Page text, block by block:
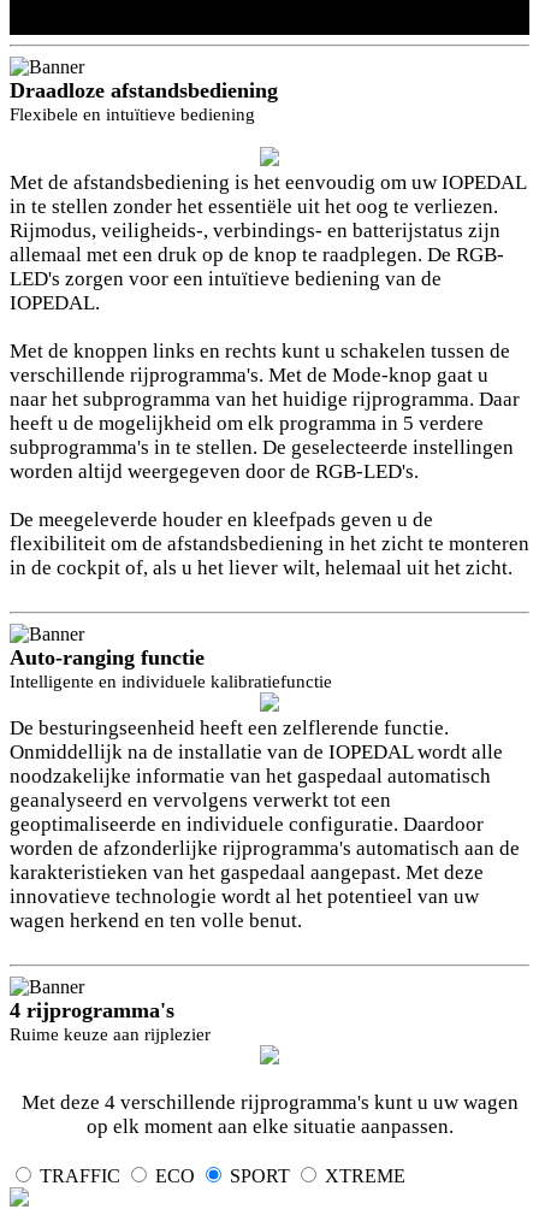
Draadloze afstandsbediening
Flexibele en intuïtieve bediening
Met de afstandsbediening is het eenvoudig om uw IOPEDAL
in te stellen zonder het essentiële uit het oog te verliezen.
Rijmodus, veiligheids-, verbindings- en batterijstatus zijn
allemaal met een druk op de knop te raadplegen. De RGB-
LED's zorgen voor een intuïtieve bediening van de
IOPEDAL.
Met de knoppen links en rechts kunt u schakelen tussen de
verschillende rijprogramma's. Met de Mode-knop gaat u
naar het subprogramma van het huidige rijprogramma. Daar
heeft u de mogelijkheid om elk programma in 5 verdere
subprogramma's in te stellen. De geselecteerde instellingen
worden altijd weergegeven door de RGB-LED's.
De meegeleverde houder en kleefpads geven u de
flexibiliteit om de afstandsbediening in het zicht te monteren
in de cockpit of, als u het liever wilt, helemaal uit het zicht.
Auto-ranging functie
Intelligente en individuele kalibratiefunctie
De besturingseenheid heeft een zelflerende functie.
Onmiddellijk na de installatie van de IOPEDAL wordt alle
noodzakelijke informatie van het gaspedaal automatisch
geanalyseerd en vervolgens verwerkt tot een
geoptimaliseerde en individuele configuratie. Daardoor
worden de afzonderlijke rijprogramma's automatisch aan de
karakteristieken van het gaspedaal aangepast. Met deze
innovatieve technologie wordt al het potentieel van uw
wagen herkend en ten volle benut.
4 rijprogramma's
Ruime keuze aan rijplezier
Met deze 4 verschillende rijprogramma's kunt u uw wagen
op elk moment aan elke situatie aanpassen.
TRAFFIC ECO SPORT XTREME